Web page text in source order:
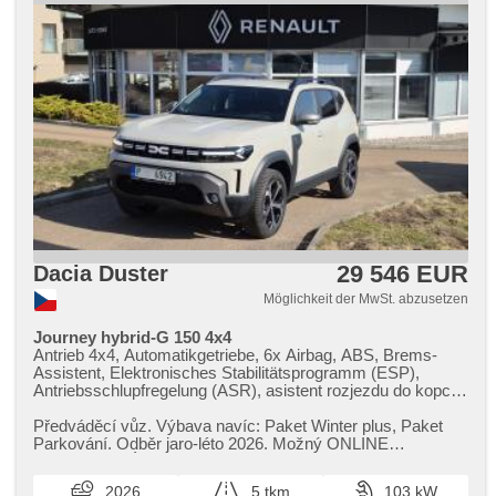
LPG im Kfz-Schein, digitální přístrojová deska
Dacia Duster 29 546 EUR
Möglichkeit der MwSt. abzusetzen
Journey hybrid-G 150 4x4
Antrieb 4x4, Automatikgetriebe, 6x Airbag, ABS, Brems-
Assistent, Elektronisches Stabilitätsprogramm (ESP),
Antriebsschlupfregelung (ASR), asistent rozjezdu do kopce
bremsen , Servolenkung, 2-Zonen Klimaanlage,
Klimaautomatik, Adaptive Geschwindigkeitsregelung, LED
Alufelgen, erfüllt 'EURO VI', Bordcomputer, Navigation,
Předváděcí vůz. Výbava navíc: Paket Winter plus,​ Paket
Parkování. Odběr jaro​-léto 2026. Možný ONLINE
2026 5 tkm
103 kW